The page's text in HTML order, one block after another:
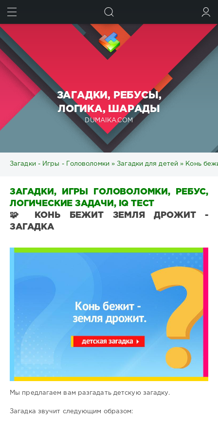
ЗАГАДКИ, РЕБУСЫ,
ЛОГИКА, ШАРАДЫ
DUMAIKA.COM
Загадки - Игры - Головоломки »Загадки для детей » Конь
ЗАГАДКИ, ИГРЫ ГОЛОВОЛОМКИ, РЕБУС,
ЛОГИЧЕСКИЕ ЗАДАЧИ, IQ ТЕСТ
🧩 КОНЬ БЕЖИТ ЗЕМЛЯ ДРОЖИТ -
ЗАГАДКА
Мы предлагаем вам разгадать детскую загадку.
Загадка звучит следующим образом: